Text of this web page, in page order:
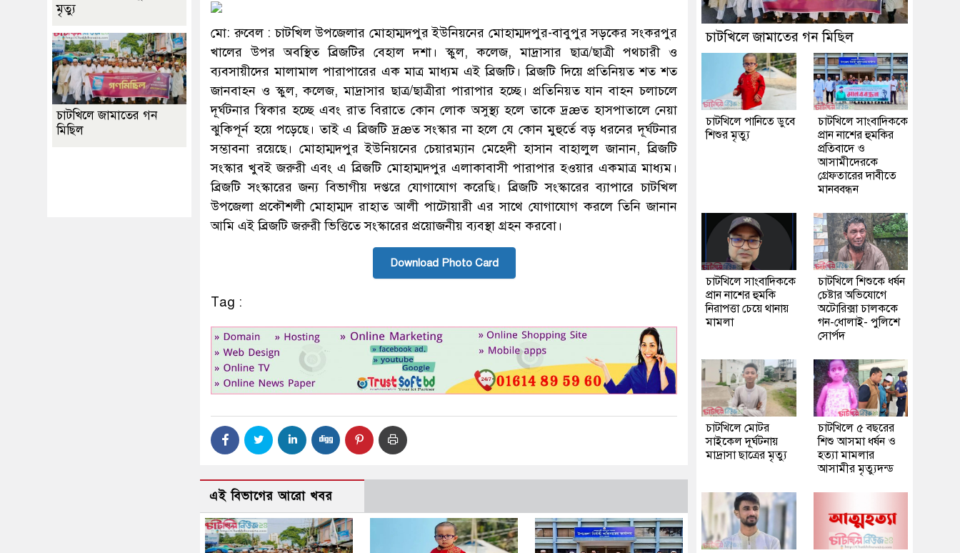
মো: রুবেল : চাটখিল উপজেলার মোহাম্মদপুর ইউনিয়নের মোহাম্মদপুর-বাবুপুর সড়কের সংকরপুর
খালের উপর অবস্থিত ব্রিজটির বেহাল দশা। স্কুল, কলেজ, মাদ্রাসার ছাত্র/ছাত্রী পথচারী ও
ব্যবসায়ীদের মালামাল পারাপারের এক মাত্র মাধ্যম এই ব্রিজটি। ব্রিজটি দিয়ে প্রতিনিয়ত শত শত
জানবাহন ও স্কুল, কলেজ, মাদ্রাসার ছাত্র/ছাত্রীরা পারাপার হচ্ছে। প্রতিনিয়ত যান বাহন চলাচলে
দূর্ঘটনার স্বিকার হচ্ছে এবং রাত বিরাতে কোন লোক অসুস্থ্য হলে তাকে দ্রæত হাসপাতালে নেয়া
ঝুকিপূর্ন হয়ে পড়েছে। তাই এ ব্রিজটি দ্রæত সংস্কার না হলে যে কোন মুহুর্তে বড় ধরনের দূর্ঘটনার
সম্ভাবনা রয়েছে। মোহাম্মদপুর ইউনিয়নের চেয়ারম্যান মেহেদী হাসান বাহালুল জানান, ব্রিজটি
সংস্কার খুবই জরুরী এবং এ ব্রিজটি মোহাম্মদপুর এলাকাবাসী পারাপার হওয়ার একমাত্র মাধ্যম।
ব্রিজটি সংস্কারের জন্য বিভাগীয় দপ্তরে যোগাযোগ করেছি। ব্রিজটি সংস্কারের ব্যাপারে চাটখিল
উপজেলা প্রকৌশলী মোহাম্মদ রাহাত আলী পাটোয়ারী এর সাথে যোগাযোগ করলে তিনি জানান
আমি এই ব্রিজটি জরুরী ভিত্তিতে সংস্কারের প্রয়োজনীয় ব্যবস্থা গ্রহন করবো।
Download Photo Card
Tag :
এই বিভাগের আরো খবর
মৃত্যু
চাটখিলে জামাতের গন
মিছিল
চাটখিলে জামাতের গন মিছিল
চাটখিলে পানিতে ডুবে
শিশুর মৃত্যু
চাটখিলে সাংবাদিককে
প্রান নাশের হুমকির
প্রতিবাদে ও
আসামীদেরকে
গ্রেফতারের দাবীতে
মানববন্ধন
চাটখিলে সাংবাদিককে
প্রান নাশের হুমকি
নিরাপত্তা চেয়ে থানায়
মামলা
চাটখিলে শিশুকে ধর্ষন
চেষ্টার অভিযোগে
অটোরিক্সা চালককে
গন-ধোলাই- পুলিশে
সোর্পদ
চাটখিলে মোটর
সাইকেল দূর্ঘটনায়
মাদ্রাসা ছাত্রের মৃত্যু
চাটখিলে ৫ বছরের
শিশু আসমা ধর্ষন ও
হত্যা মামলার
আসামীর মৃত্যুদন্ড